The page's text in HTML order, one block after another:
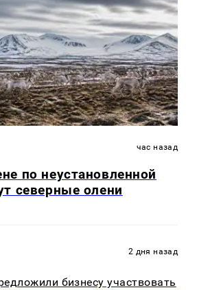
час назад
по неустановленной
северные олени
2 дня назад
бизнесу участвовать